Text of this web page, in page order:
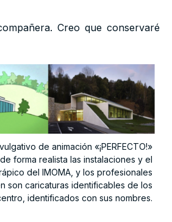
Creo que conservaré
de animación «¡PERFECTO!»
forma realista las instalaciones y el
del IMOMA, y los profesionales
son caricaturas identificables de los
identificados con sus nombres.